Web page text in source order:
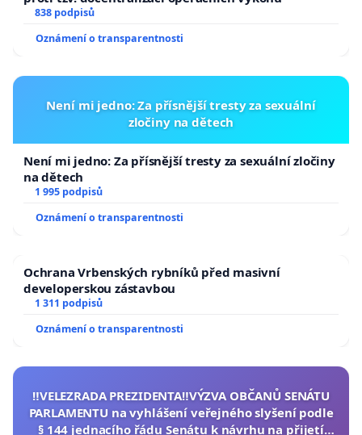
838 podpisů
Oznámení o transparentnosti
Není mi jedno: Za přísnější tresty za sexuální
zločiny na dětech
Není mi jedno: Za přísnější tresty za sexuální zločiny
na dětech
1 995 podpisů
Oznámení o transparentnosti
Ochrana Vrbenských rybníků před masivní
developerskou zástavbou
1 311 podpisů
Oznámení o transparentnosti
‼️VELEZRADA PREZIDENTA‼️VÝZVA OBČANŮ SENÁTU
PARLAMENTU na vyhlášení veřejného slyšení podle
§ 144 jednacího řádu Senátu k návrhu na přijetí